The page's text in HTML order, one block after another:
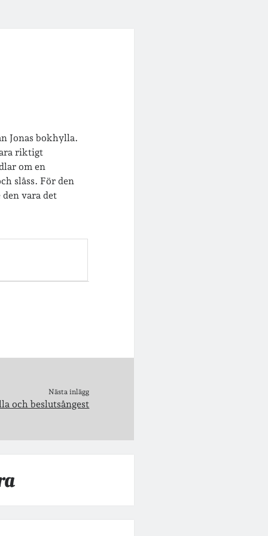
Jonas bokhylla.
riktigt
om en
slåss. För den
vara det
Nästa inlägg
och beslutsångest